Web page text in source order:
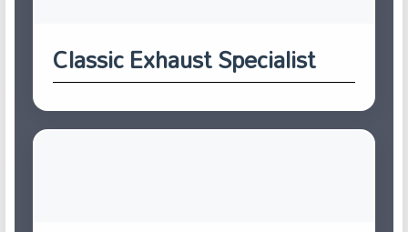
Classic Exhaust Specialist